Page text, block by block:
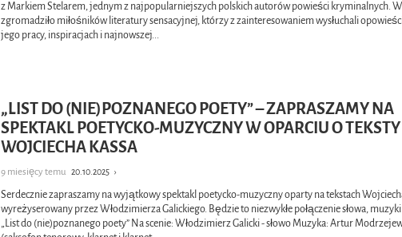
z Markiem Stelarem, jednym z najpopularniejszych polskich autorów powieści kryminalnych.
zgromadziło miłośników literatury sensacyjnej, którzy z zainteresowaniem wysłuchali
jego pracy, inspiracjach i najnowszej...
„LIST DO (NIE)POZNANEGO POETY” – ZAPRASZAMY NA
SPEKTAKL POETYCKO-MUZYCZNY W OPARCIU O TEKSTY
WOJCIECHA KASSA
9 miesięcy temu 20.10.2025›
Serdecznie zapraszamy na wyjątkowy spektakl poetycko-muzyczny oparty na tekstach
wyreżyserowany przez Włodzimierza Galickiego. Będzie to niezwykłe połączenie słowa,
„List do (nie)poznanego poety” Na scenie: Włodzimierz Galicki - słowo Muzyka: Artur